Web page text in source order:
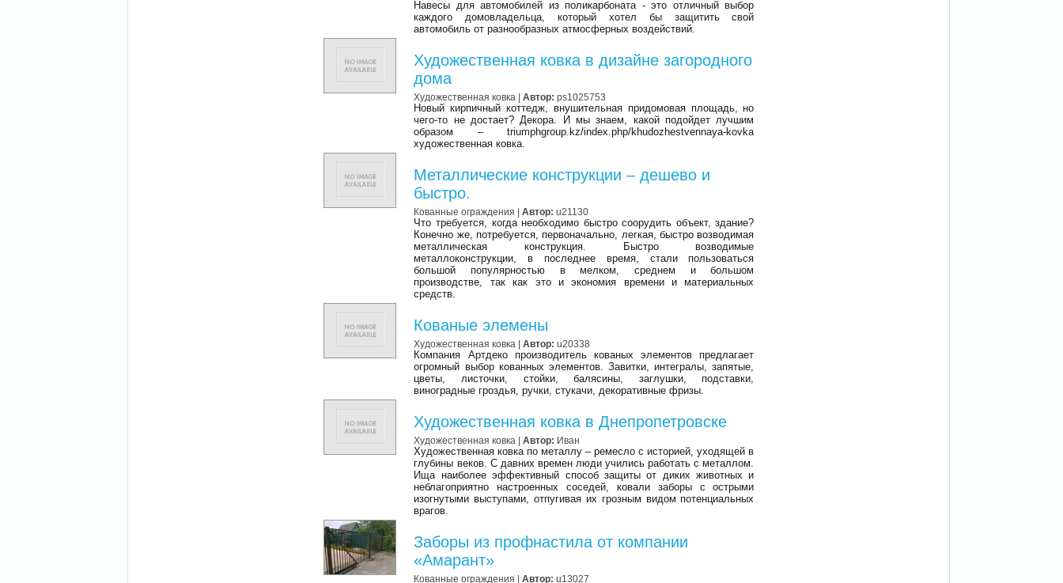
Навесы для автомобилей из поликарбоната - это отличный выбор
каждого домовладельца, который хотел бы защитить свой
автомобиль от разнообразных атмосферных воздействий.
Художественная ковка в дизайне загородного
дома
Художественная ковка |Автор: ps1025753
Новый кирпичный коттедж, внушительная придомовая площадь, но
чего-то не достает? Декора. И мы знаем, какой подойдет лучшим
образом – triumphgroup.kz/index.php/khudozhestvennaya-kovka
художественная ковка.
Металлические конструкции – дешево и
быстро.
Кованные ограждения |Автор: u21130
Что требуется, когда необходимо быстро соорудить объект, здание?
Конечно же, потребуется, первоначально, легкая, быстро возводимая
металлическая конструкция. Быстро возводимые
металлоконструкции, в последнее время, стали пользоваться
большой популярностью в мелком, среднем и большом
производстве, так как это и экономия времени и материальных
средств.
Кованые элемены
Художественная ковка |Автор: u20338
Компания Артдеко производитель кованых элементов предлагает
огромный выбор кованных элементов. Завитки, интегралы, запятые,
цветы, листочки, стойки, балясины, заглушки, подставки,
виноградные гроздья, ручки, стукачи, декоративные фризы.
Художественная ковка в Днепропетровске
Художественная ковка |Автор: Иван
Художественная ковка по металлу – ремесло с историей, уходящей в
глубины веков. С давних времен люди учились работать с металлом.
Ища наиболее эффективный способ защиты от диких животных и
неблагоприятно настроенных соседей, ковали заборы с острыми
изогнутыми выступами, отпугивая их грозным видом потенциальных
врагов.
Заборы из профнастила от компании
«Амарант»
Кованные ограждения |Автор: u13027